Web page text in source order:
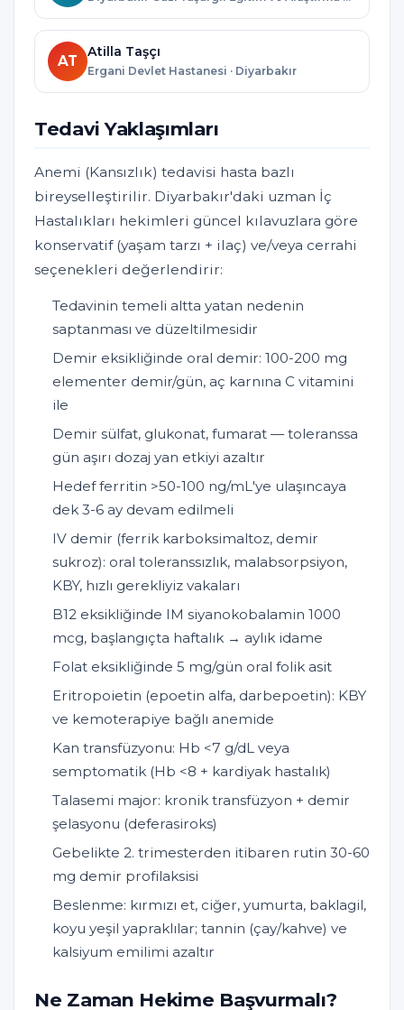
AT
Atilla Taşçı
Ergani Devlet Hastanesi · Diyarbakır
Tedavi Yaklaşımları
Anemi (Kansızlık) tedavisi hasta bazlı
bireyselleştirilir. Diyarbakır'daki uzman İç
Hastalıkları hekimleri güncel kılavuzlara göre
konservatif (yaşam tarzı + ilaç) ve/veya cerrahi
seçenekleri değerlendirir:
Tedavinin temeli altta yatan nedenin
saptanması ve düzeltilmesidir
Demir eksikliğinde oral demir: 100-200 mg
elementer demir/gün, aç karnına C vitamini
ile
Demir sülfat, glukonat, fumarat — toleranssa
gün aşırı dozaj yan etkiyi azaltır
Hedef ferritin >50-100 ng/mL'ye ulaşıncaya
dek 3-6 ay devam edilmeli
IV demir (ferrik karboksimaltoz, demir
sukroz): oral toleranssızlık, malabsorpsiyon,
KBY, hızlı gerekliyiz vakaları
B12 eksikliğinde IM siyanokobalamin 1000
mcg, başlangıçta haftalık → aylık idame
Folat eksikliğinde 5 mg/gün oral folik asit
Eritropoietin (epoetin alfa, darbepoetin): KBY
ve kemoterapiye bağlı anemide
Kan transfüzyonu: Hb <7 g/dL veya
semptomatik (Hb <8 + kardiyak hastalık)
Talasemi major: kronik transfüzyon + demir
şelasyonu (deferasiroks)
Gebelikte 2. trimesterden itibaren rutin 30-60
mg demir profilaksisi
Beslenme: kırmızı et, ciğer, yumurta, baklagil,
koyu yeşil yapraklılar; tannin (çay/kahve) ve
kalsiyum emilimi azaltır
Ne Zaman Hekime Başvurmalı?